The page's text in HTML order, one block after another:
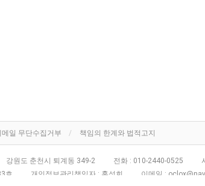
메일 무단수집거부 책임의 한계와 법적고지
강원도 춘천시 퇴계동 349-2 전화 : 010-2440-0525
호 개인정보관리책임자 : 홍성희 이메일 :